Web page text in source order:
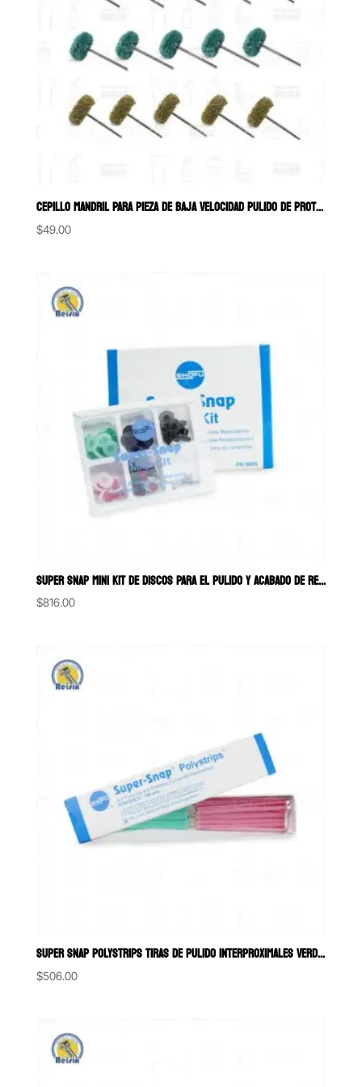
CEPILLO MANDRIL PARA PIEZA DE BAJA VELOCIDAD PULIDO DE PROTESIS
$49.00
SUPER SNAP MINI KIT DE DISCOS PARA EL PULIDO Y ACABADO DE RESINAS
$816.00
SUPER SNAP POLYSTRIPS TIRAS DE PULIDO INTERPROXIMALES VERDE-ROSA
$506.00